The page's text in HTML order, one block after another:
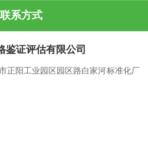
联系方式
鉴证评估有限公司
正阳工业园区园区路白家河标准化厂